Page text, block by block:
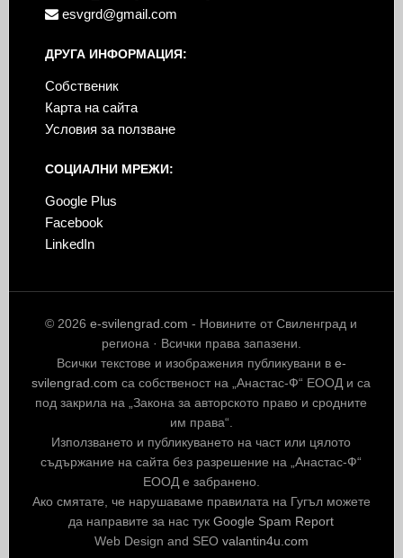
esvgrd@gmail.com
ДРУГА ИНФОРМАЦИЯ:
Собственик
Карта на сайта
Условия за ползване
СОЦИАЛНИ МРЕЖИ:
Google Plus
Facebook
LinkedIn
© 2026e-svilengrad.com - Новините от Свиленград и
региона · Всички права запазени.
Всички текстове и изображения публикувани в e-
svilengrad.com са собственост на „Анастас-Ф“ ЕООД и са
под закрила на „Закона за авторското право и сродните
им права“.
Използването и публикуването на част или цялото
съдържание на сайта без разрешение на „Анастас-Ф“
ЕООД е забранено.
Ако смятате, че нарушаваме правилата на Гугъл можете
да направите за нас тукGoogle Spam Report
Web Design and SEO valantin4u.com